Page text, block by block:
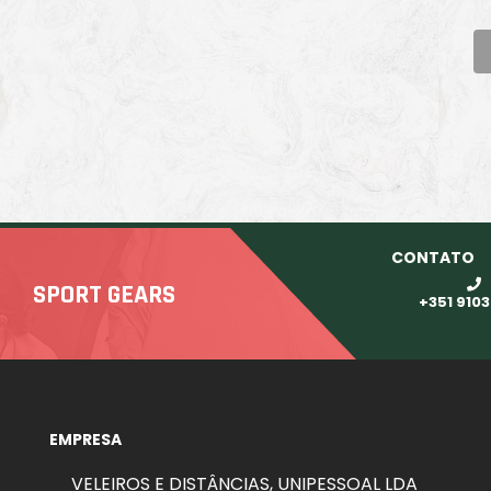
SPORT GEARS
CONTATO
+351
EMPRESA
VELEIROS E DISTÂNCIAS, UNIPESSOAL LDA